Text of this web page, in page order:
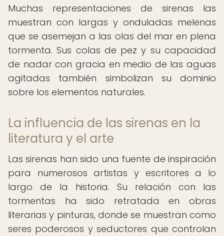
Muchas representaciones de sirenas las
muestran con largas y onduladas melenas
que se asemejan a las olas del mar en plena
tormenta. Sus colas de pez y su capacidad
de nadar con gracia en medio de las aguas
agitadas también simbolizan su dominio
sobre los elementos naturales.
La influencia de las sirenas en la
literatura y el arte
Las sirenas han sido una fuente de inspiración
para numerosos artistas y escritores a lo
largo de la historia. Su relación con las
tormentas ha sido retratada en obras
literarias y pinturas, donde se muestran como
seres poderosos y seductores que controlan